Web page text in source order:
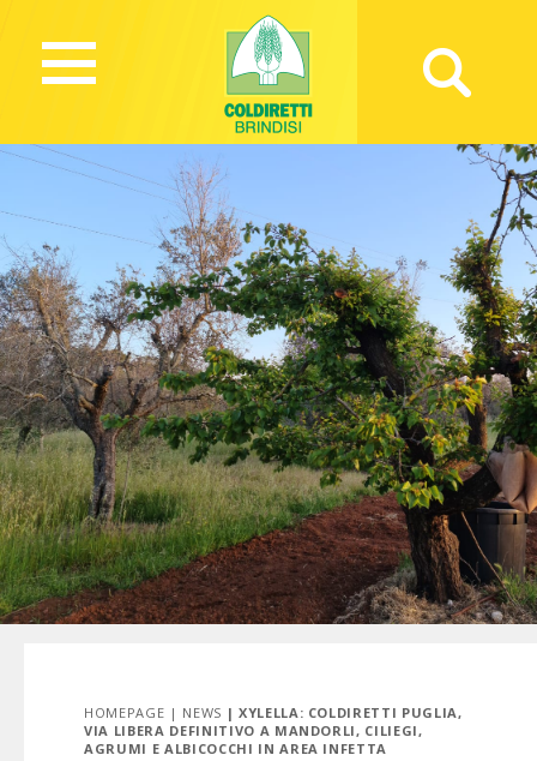
HOMEPAGE | NEWS | XYLELLA: COLDIRETTI PUGLIA,
VIA LIBERA DEFINITIVO A MANDORLI, CILIEGI,
AGRUMI E ALBICOCCHI IN AREA INFETTA